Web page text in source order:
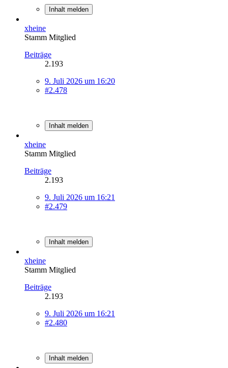
Inhalt melden
xheine
Stamm Mitglied
Beiträge
2.193
9. Juli 2026 um 16:20
#2.478
Inhalt melden
xheine
Stamm Mitglied
Beiträge
2.193
9. Juli 2026 um 16:21
#2.479
Inhalt melden
xheine
Stamm Mitglied
Beiträge
2.193
9. Juli 2026 um 16:21
#2.480
Inhalt melden